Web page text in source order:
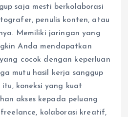
saja mesti berkolaborasi
penulis konten, atau
Memiliki jaringan yang
Anda mendapatkan
cocok dengan keperluan
mutu hasil kerja sanggup
itu, koneksi yang kuat
akses kepada peluang
kolaborasi kreatif,